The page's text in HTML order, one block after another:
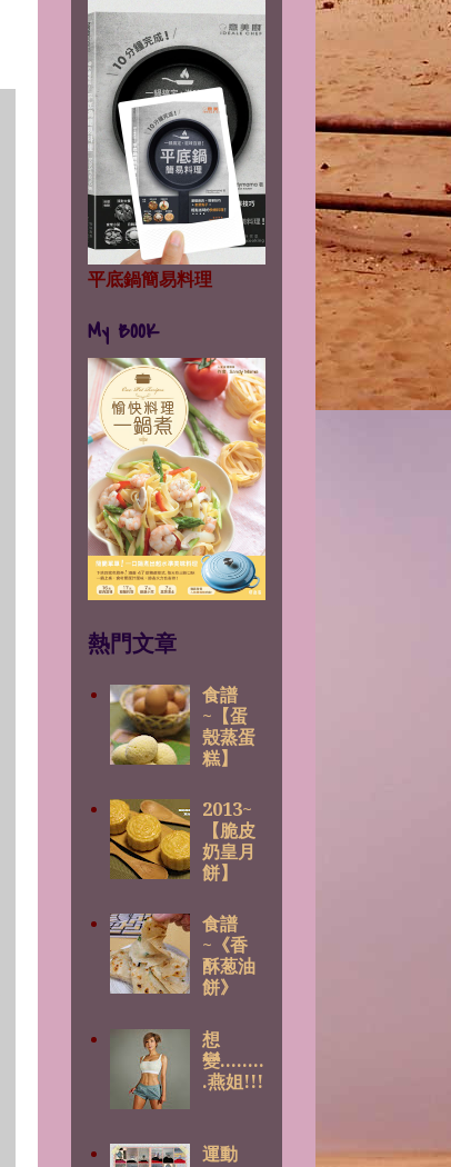
平底鍋簡易料理
My BOOK
熱門文章
食譜
~【蛋
殼蒸蛋
糕】
2013~
【脆皮
奶皇月
餅】
食譜
~《香
酥葱油
餅》
想
變........
.燕姐!!!
運動